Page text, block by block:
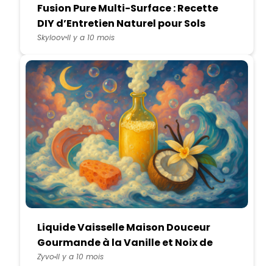
Fusion Pure Multi-Surface : Recette
DIY d’Entretien Naturel pour Sols
Modernes
SkyloovIl y a 10 mois
Liquide Vaisselle Maison Douceur
Gourmande à la Vanille et Noix de
Coco
ZyvoIl y a 10 mois